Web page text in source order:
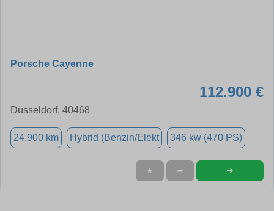
Porsche Cayenne
112.900 €
Düsseldorf, 40468
24.900 km Hybrid (Benzin/Elekt 346 kw (470 PS)
★ ➦ ➜